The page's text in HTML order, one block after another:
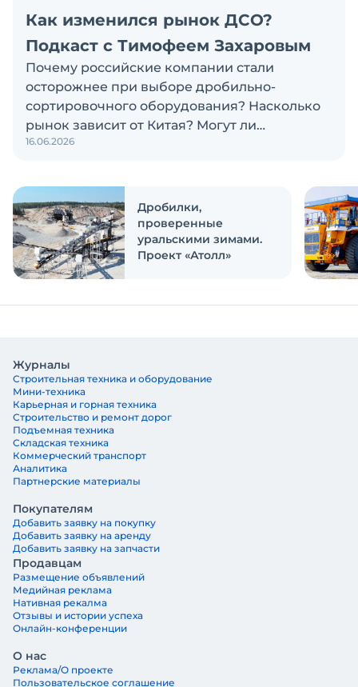
Как изменился рынок ДСО?
Подкаст с Тимофеем Захаровым
Почему российские компании стали
осторожнее при выборе дробильно-
сортировочного оборудования? Насколько
рынок зависит от Китая? Могут ли
российские и китайские производители
обсуждаем в новом выпуске подкаста
«Честно и открыто с Экскаватор Ру»
16.06.2026
Дробилки,
проверенные
уральскими зимами.
Проект «Атолл»
Журналы
Строительная техника и оборудование
Мини-техника
Карьерная и горная техника
Строительство и ремонт дорог
Подъемная техника
Складская техника
Коммерческий транспорт
Аналитика
Партнерские материалы
Покупателям
Добавить заявку на покупку
Добавить заявку на аренду
Добавить заявку на запчасти
Продавцам
Размещение объявлений
Медийная реклама
Нативная рекалма
Отзывы и истории успеха
Онлайн-конференции
О нас
Реклама/О проекте
Пользовательское соглашение